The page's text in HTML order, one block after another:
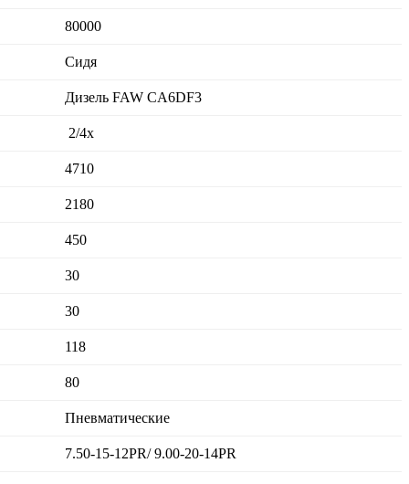
80000
Сидя
Дизель FAW CA6DF3
2/4x
4710
2180
450
30
30
118
80
Пневматические
7.50-15-12PR/ 9.00-20-14PR